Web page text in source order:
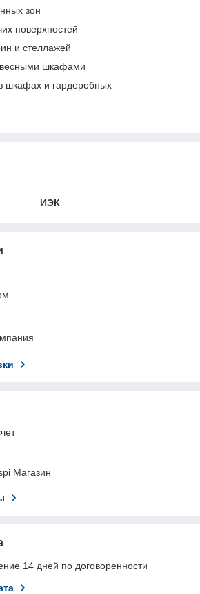
зон
поверхностей
и стеллажей
шкафами
шкафах и гардеробных
ИЭК
Магазин
14 дней по договоренности